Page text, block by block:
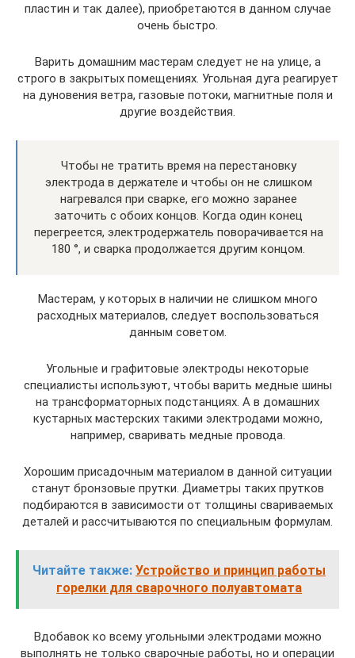
пластин и так далее), приобретаются в данном случае
очень быстро.
Варить домашним мастерам следует не на улице, а
строго в закрытых помещениях. Угольная дуга реагирует
на дуновения ветра, газовые потоки, магнитные поля и
другие воздействия.
Чтобы не тратить время на перестановку
электрода в держателе и чтобы он не слишком
нагревался при сварке, его можно заранее
заточить с обоих концов. Когда один конец
перегреется, электродержатель поворачивается на
180 °, и сварка продолжается другим концом.
Мастерам, у которых в наличии не слишком много
расходных материалов, следует воспользоваться
данным советом.
Угольные и графитовые электроды некоторые
специалисты используют, чтобы варить медные шины
на трансформаторных подстанциях. А в домашних
кустарных мастерских такими электродами можно,
например, сваривать медные провода.
Хорошим присадочным материалом в данной ситуации
станут бронзовые прутки. Диаметры таких прутков
подбираются в зависимости от толщины свариваемых
деталей и рассчитываются по специальным формулам.
Читайте также: Устройство и принцип работы
горелки для сварочного полуавтомата
Вдобавок ко всему угольными электродами можно
выполнять не только сварочные работы, но и операции